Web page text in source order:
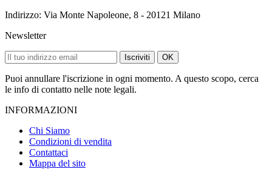
Indirizzo: Via Monte Napoleone, 8 - 20121 Milano
Newsletter
Iscriviti OK
Puoi annullare l'iscrizione in ogni momento. A questo scopo, cerca
le info di contatto nelle note legali.
INFORMAZIONI
Chi Siamo
Condizioni di vendita
Contattaci
Mappa del sito